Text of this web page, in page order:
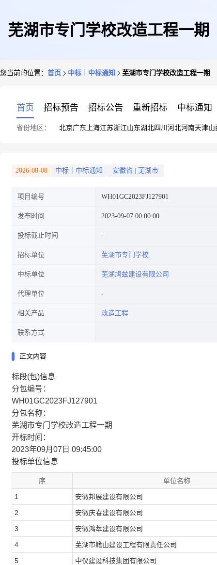
芜湖市专门学校改造工程一期
您当前的位置： 首页 中标｜中标通知 芜湖市专门学校改造工程一期
首页 招标预告 招标公告 重新招标 中标通知
省份地区： 北京广东 上海江苏浙江山东湖北四川 河北河南天津山
2026-08-08 中标｜中标通知 安徽省 芜湖市
项目编号 WH01GC2023FJ127901
发布时间 2023-09-07 00:00:00
投标截止时间
招标单位 芜湖市专门学校
中标单位 芜湖鸠兹建设有限公司
代理单位
相关产品 改造工程
联系方式
正文内容
标段(包)信息
分包编号：
WH01GC2023FJ127901
分包名称：
芜湖市专门学校改造工程一期
开标时间：
2023年09月07日 09:45:00
投标单位信息
序 单位名称
1 安徽邦展建设有限公司
2 安徽庆春建设有限公司
3 安徽鸿萃建设有限公司
4 芜湖市籍山建设工程有限责任公司
5 中仪建设科技集团有限公司